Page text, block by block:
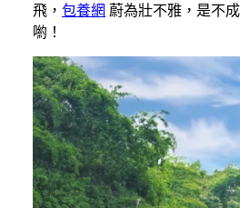
飛， 包養網 蔚為壯不雅，是不
喲！